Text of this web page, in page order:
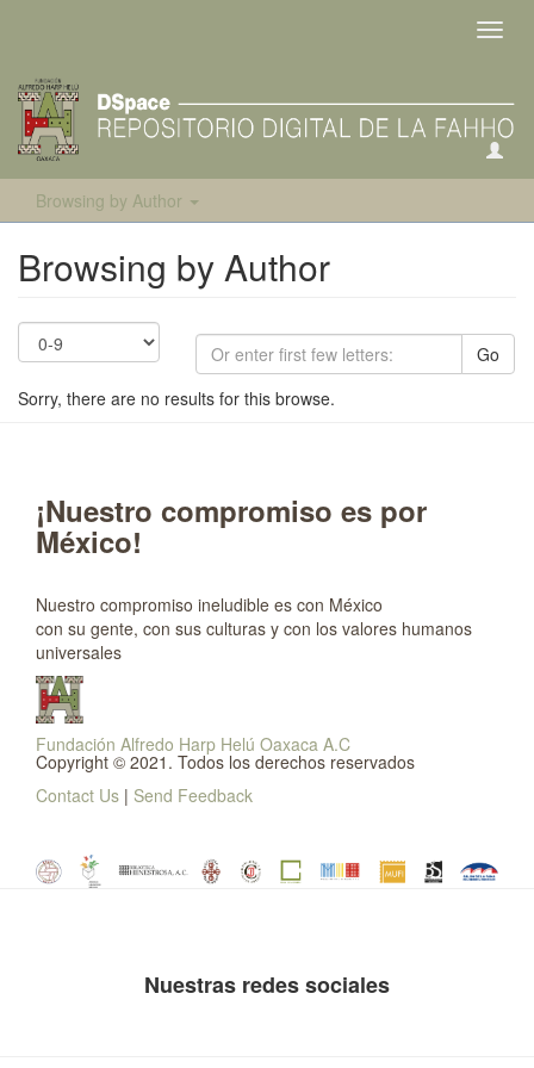
Browsing by Author
Browsing by Author
Go
Sorry, there are no results for this browse.
¡Nuestro compromiso es por
México!
Nuestro compromiso ineludible es con México
con su gente, con sus culturas y con los valores humanos
universales
Fundación Alfredo Harp Helú Oaxaca A.C
Copyright © 2021. Todos los derechos reservados
Contact Us | Send Feedback
Nuestras redes sociales